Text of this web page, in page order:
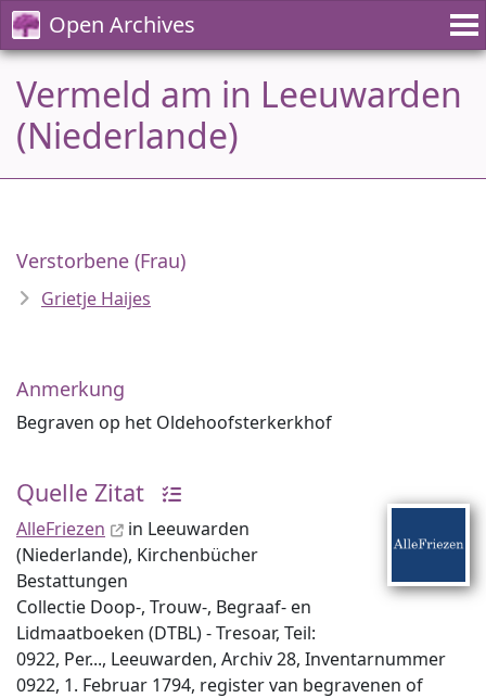
Open Archives
Vermeld am in Leeuwarden
(Niederlande)
Verstorbene (Frau)
Grietje Haijes
Anmerkung
Begraven op het Oldehoofsterkerkhof
Quelle Zitat
AlleFriezen
in Leeuwarden
(Niederlande), Kirchenbücher
Bestattungen
Collectie Doop-, Trouw-, Begraaf- en
Lidmaatboeken (DTBL) - Tresoar, Teil:
0922, Per..., Leeuwarden, Archiv 28, Inventar­nummer
0922, 1. Februar 1794, register van begravenen of